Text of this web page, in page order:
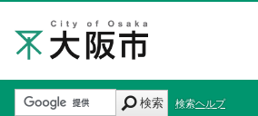
検索 検索ヘルプ